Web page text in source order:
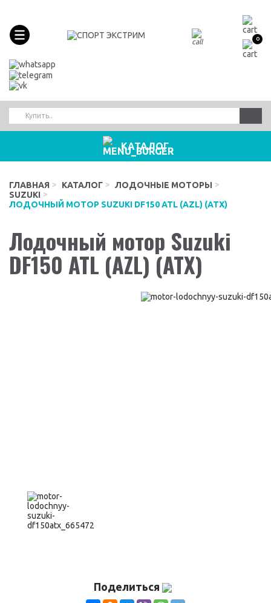
0
КАТАЛОГ
ГЛАВНАЯ КАТАЛОГ
ЛОДОЧНЫЕ МОТОРЫ
SUZUKI
ЛОДОЧНЫЙ МОТОР SUZUKI DF150 ATL (AZL) (ATX)
Лодочный мотор Suzuki
DF150 ATL (AZL) (ATX)
Поделиться